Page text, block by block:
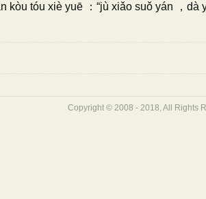
tóu xiè yuē ：“jù xiǎo suǒ yán ，dà
Copyright © 2008 - 2018, All Rights